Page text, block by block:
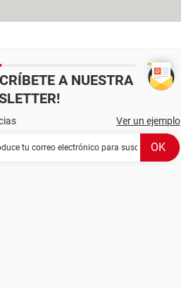
A NUESTRA
Ver un ejemplo